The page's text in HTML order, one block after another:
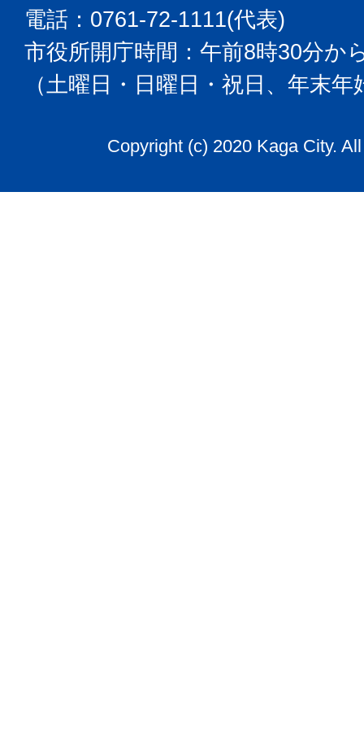
電話：0761-72-1111(代表)
市役所開庁時間：午前8時30分か
（土曜日・日曜日・祝日、年末
Copyright (c) 2020 Kaga City.